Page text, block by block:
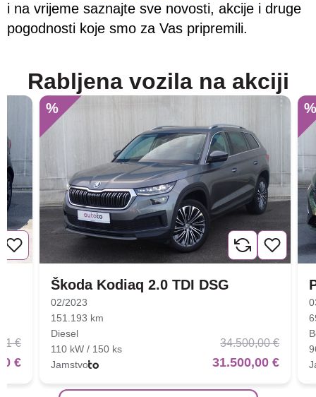
i na vrijeme saznajte sve novosti, akcije i druge
pogodnosti koje smo za Vas pripremili.
Rabljena vozila na akciji
€
€
%
Škoda Kodiaq 2.0 TDI DSG
02/2023
151.193 km
Diesel
110 kW / 150 ks
Jamstvo
34.500,00 €
31.500,00 €